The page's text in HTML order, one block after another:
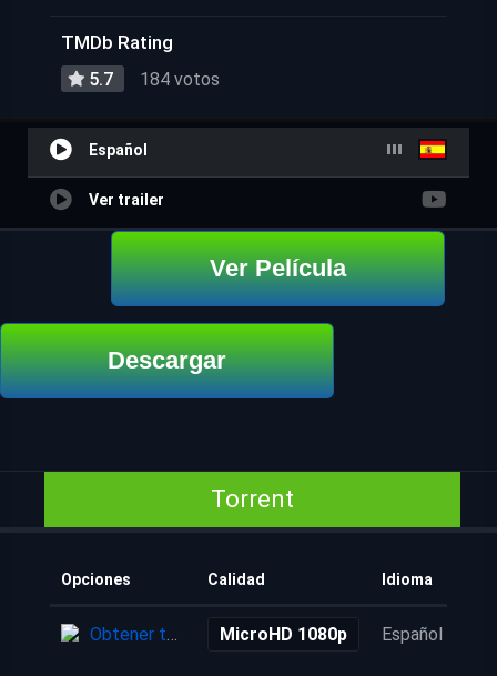
TMDb Rating
5.7 184 votos
Español
Ver trailer
Ver Película
Descargar
Torrent
Opciones Calidad Idioma
Obtener torrent MicroHD 1080p Español